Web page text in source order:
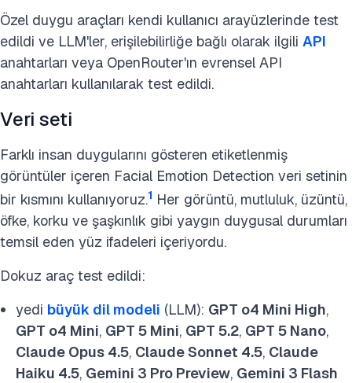
Özel duygu araçları kendi kullanıcı arayüzlerinde test
edildi ve LLM'ler, erişilebilirliğe bağlı olarak ilgili API
anahtarları veya OpenRouter'ın evrensel API
anahtarları kullanılarak test edildi.
Veri seti
Farklı insan duygularını gösteren etiketlenmiş
görüntüler içeren Facial Emotion Detection veri setinin
bir kısmını kullanıyoruz.1 Her görüntü, mutluluk, üzüntü,
öfke, korku ve şaşkınlık gibi yaygın duygusal durumları
temsil eden yüz ifadeleri içeriyordu.
Dokuz araç test edildi:
yedi büyük dil modeli (LLM): GPT o4 Mini High,
GPT o4 Mini, GPT 5 Mini, GPT 5.2, GPT 5 Nano,
Claude Opus 4.5, Claude Sonnet 4.5, Claude
Haiku 4.5, Gemini 3 Pro Preview, Gemini 3 Flash